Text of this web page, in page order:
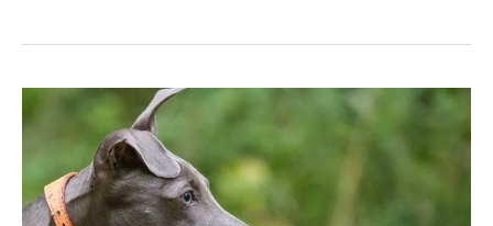
5
Melhores
Rações
para